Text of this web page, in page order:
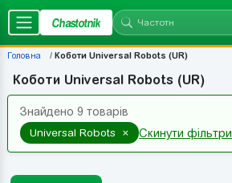
Chastotnik
Головна Коботи Universal Robots (UR)
Коботи Universal Robots (UR)
Знайдено 9 товарів
Universal Robots × Скинути фільтри